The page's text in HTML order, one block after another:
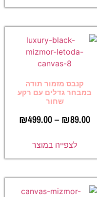
קנבס מזמור תודה
במבחר גדלים עם רקע
שחור
₪89.00
–
₪499.00
לצפייה במוצר